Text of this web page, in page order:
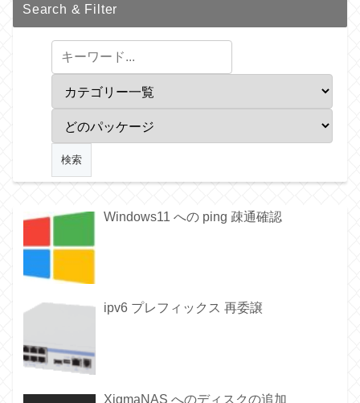
Search & Filter
Windows11 への ping 疎通確認
ipv6 プレフィックス 再委譲
XigmaNAS へのディスクの追加